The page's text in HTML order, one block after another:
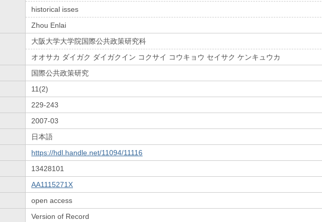
historical isses
Zhou Enlai
大阪大学大学院国際公共政策研究科
オオサカ ダイガク ダイガクイン コクサイ コウキョウ セイサク ケンキュウカ
国際公共政策研究
11(2)
229-243
2007-03
日本語
https://hdl.handle.net/11094/11116
13428101
AA1115271X
open access
Version of Record